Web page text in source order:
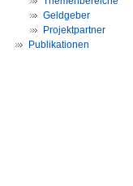
Geldgeber
Projektpartner
Publikationen